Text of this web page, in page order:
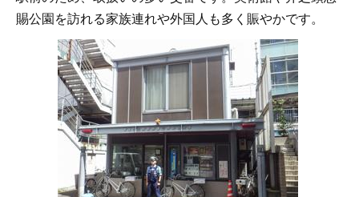
賜公園を訪れる家族連れや外国人も多く賑やかです。